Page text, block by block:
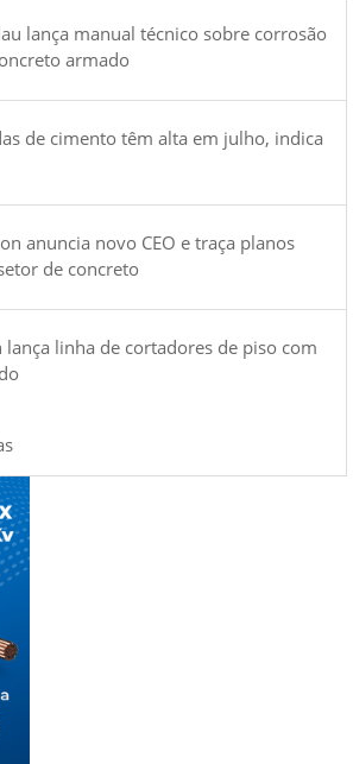
lança manual técnico sobre corrosão
armado
de cimento têm alta em julho, indica
anuncia novo CEO e traça planos
de concreto
linha de cortadores de piso com